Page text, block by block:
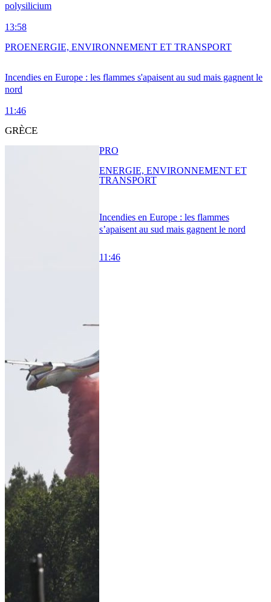
polysilicium
13:58
Incendies en Europe : les flammes s'apaisent au sud mais gagnent le
nord
11:46
PROENERGIE, ENVIRONNEMENT ET TRANSPORT
GRÈCE
Incendies en Europe : les flammes
s’apaisent au sud mais gagnent le nord
11:46
PRO
ENERGIE, ENVIRONNEMENT ET
TRANSPORT